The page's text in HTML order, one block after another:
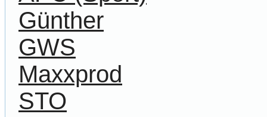
Günther
GWS
Maxxprod
STO